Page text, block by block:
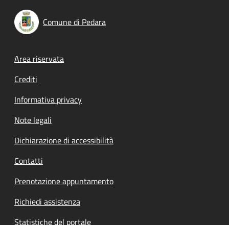
Comune di Pedara
Footer menu
Area riservata
Crediti
Informativa privacy
Note legali
Dichiarazione di accessibilità
Contatti
Prenotazione appuntamento
Richiedi assistenza
Statistiche del portale